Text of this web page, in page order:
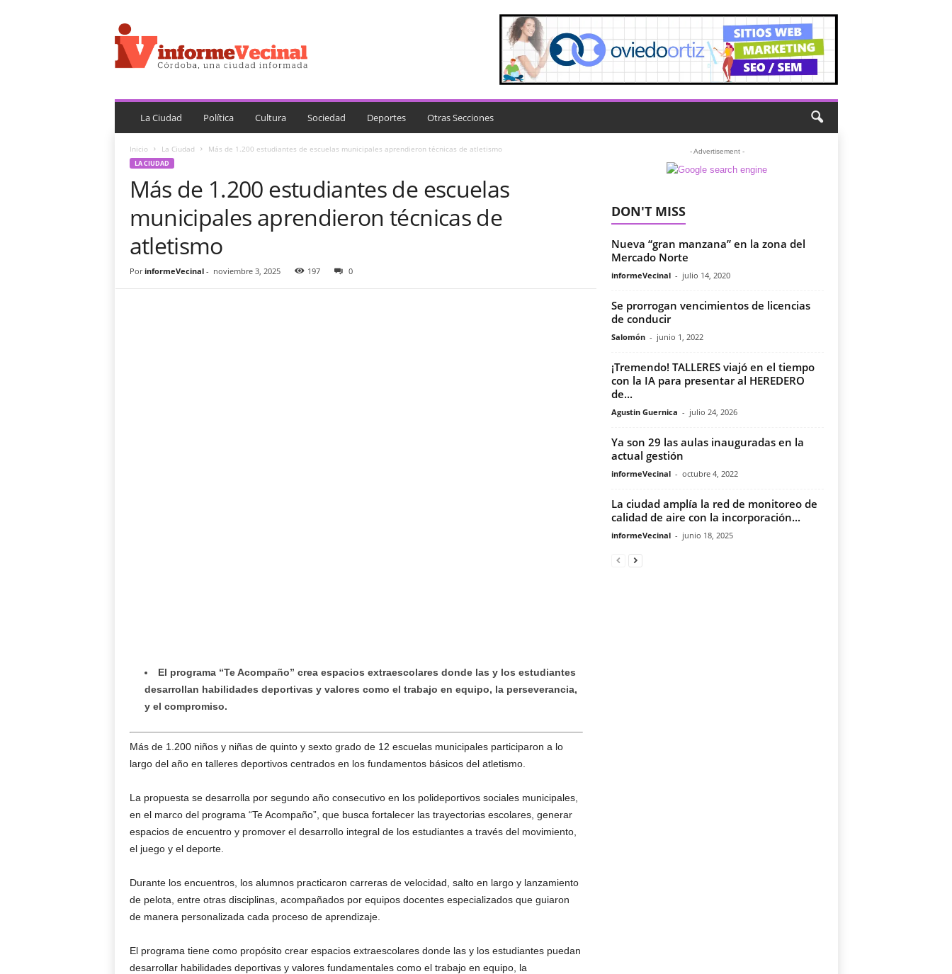
n
f
o
e
e
La Ciudad Política Cultura Sociedad Deportes Otras Secciones
Inicio La Ciudad Más de 1.200 estudiantes de escuelas municipales aprendieron técnicas de atletismo
LA CIUDAD
Más de 1.200 estudiantes de escuelas
municipales aprendieron técnicas de
atletismo
Por informeVecinal- noviembre 3, 2025 197 0
El programa “Te Acompaño” crea espacios extraescolares donde las y los estudiantes
desarrollan habilidades deportivas y valores como el trabajo en equipo, la perseverancia,
y el compromiso.
Más de 1.200 niños y niñas de quinto y sexto grado de 12 escuelas municipales participaron a lo
largo del año en talleres deportivos centrados en los fundamentos básicos del atletismo.
La propuesta se desarrolla por segundo año consecutivo en los polideportivos sociales municipales,
en el marco del programa “Te Acompaño”, que busca fortalecer las trayectorias escolares, generar
espacios de encuentro y promover el desarrollo integral de los estudiantes a través del movimiento,
el juego y el deporte.
Durante los encuentros, los alumnos practicaron carreras de velocidad, salto en largo y lanzamiento
de pelota, entre otras disciplinas, acompañados por equipos docentes especializados que guiaron
de manera personalizada cada proceso de aprendizaje.
El programa tiene como propósito crear espacios extraescolares donde las y los estudiantes puedan
desarrollar habilidades deportivas y valores fundamentales como el trabajo en equipo, la
- Advertisement -
DON'T MISS
Nueva “gran manzana” en la zona del
Mercado Norte
informeVecinal - julio 14, 2020
Se prorrogan vencimientos de licencias
de conducir
Salomón - junio 1, 2022
¡Tremendo! TALLERES viajó en el tiempo
con la IA para presentar al HEREDERO
de...
Agustin Guernica - julio 24, 2026
Ya son 29 las aulas inauguradas en la
actual gestión
informeVecinal - octubre 4, 2022
La ciudad amplía la red de monitoreo de
calidad de aire con la incorporación...
informeVecinal - junio 18, 2025